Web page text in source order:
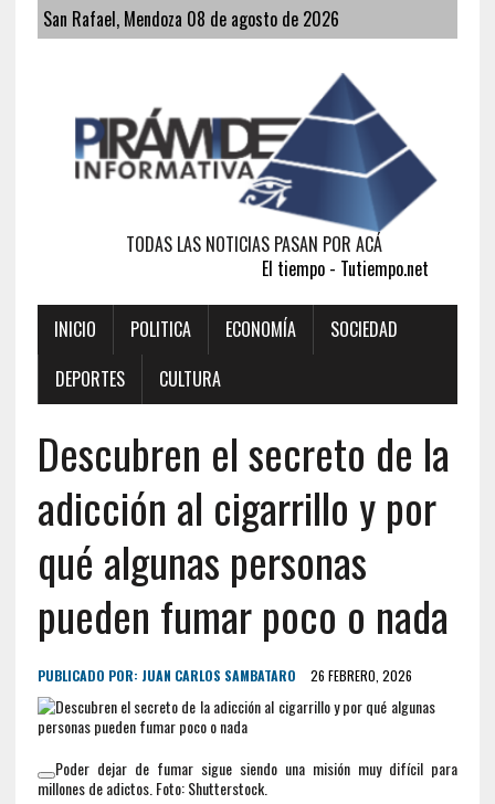
San Rafael, Mendoza 08 de agosto de 2026
TODAS LAS NOTICIAS PASAN POR ACÁ
El tiempo - Tutiempo.net
INICIO POLITICA ECONOMÍA
SOCIEDAD
DEPORTES
CULTURA
Descubren el secreto de la
adicción al cigarrillo y por
qué algunas personas
pueden fumar poco o nada
PUBLICADO POR: JUAN CARLOS SAMBATARO 26 FEBRERO, 2026
Poder dejar de fumar sigue siendo una misión muy difícil para
millones de adictos. Foto: Shutterstock.